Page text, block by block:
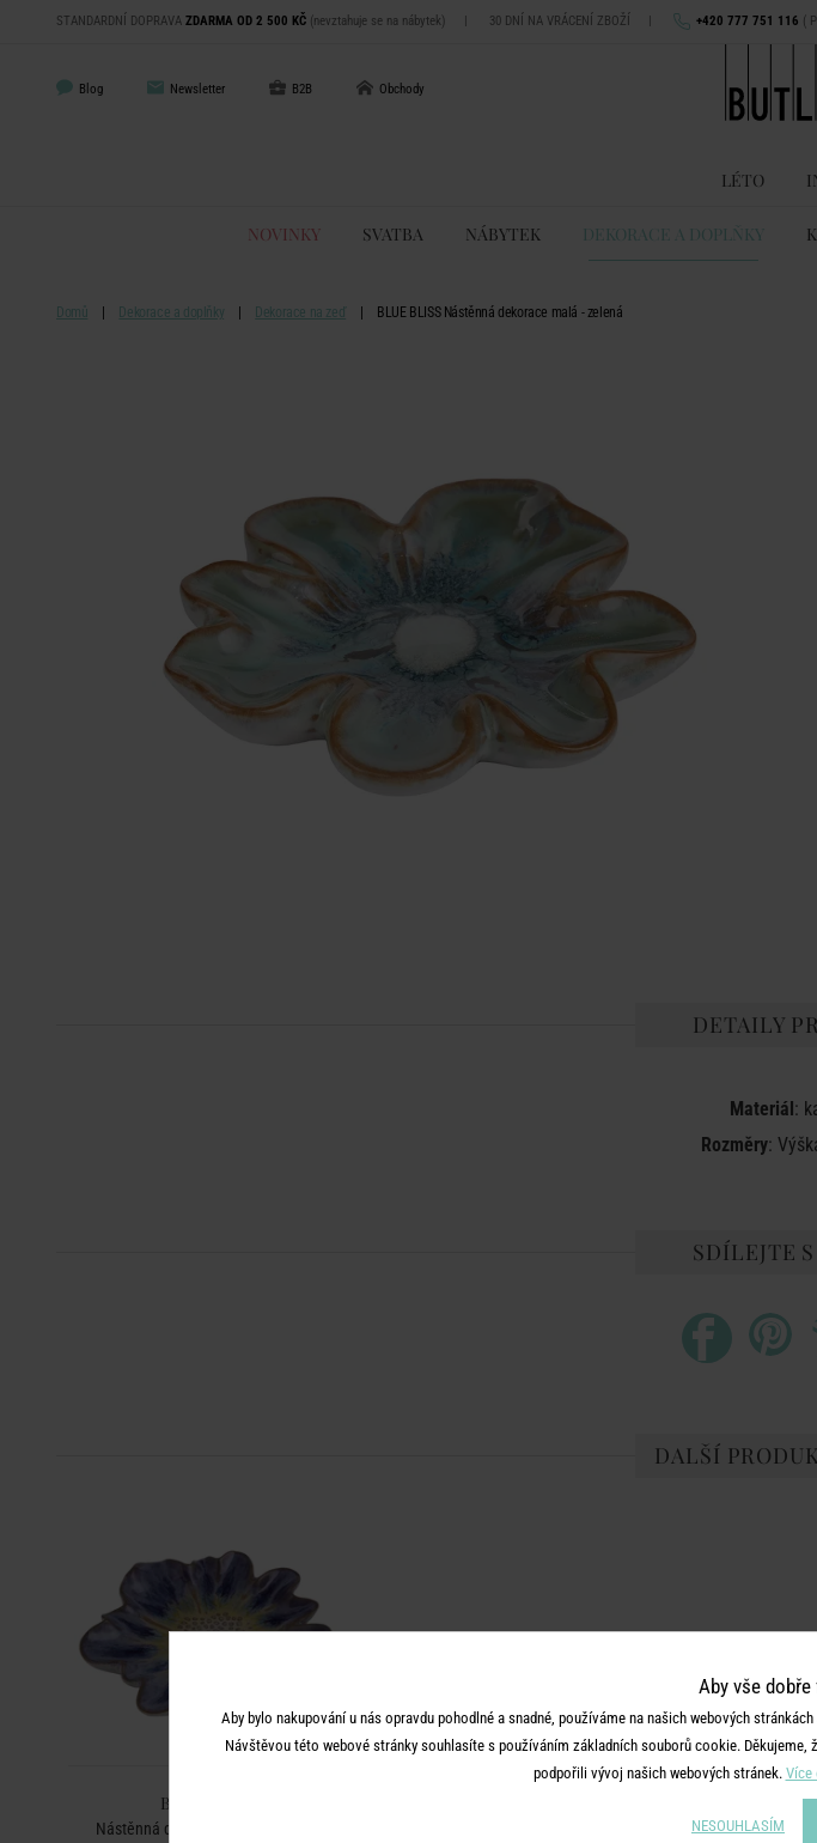
STANDARDNÍ DOPRAVA ZDARMA OD 2 500 KČ (nevztahuje se na nábytek) | 30 DNÍ NA VRÁCENÍ ZBOŽÍ | +420 777 751 116 (
Blog Newsletter B2B Obchody
LÉTO
NOVINKY SVATBA NÁBYTEK DEKORACE A DOPLŇKY
Domů Dekorace a doplňky Dekorace na zeď BLUE BLISS Nástěnná dekorace malá - zelená
DETAILY
Materiál:
Rozměry:
SDÍLEJTE
DALŠÍ
BLUE BLISS
Nástěnná dekorace velká - modrá
Aby vše
Aby bylo nakupování u nás opravdu pohodlné a snadné, používáme na našich webových
Návštěvou této webové stránky souhlasíte s používáním základních souborů cookie.
podpořili vývoj našich webových stránek. Více
NESOUHLASÍM